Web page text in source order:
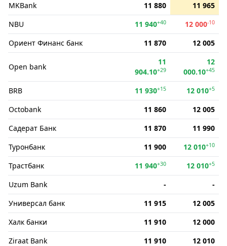
MKBank
11 880
11 965
NBU
11 940+40 12 000-10
Ориент Финанс банк 11 870 12 005
Open bank
11
904.10+29
12
000.10+45
BRB 11 930+15 12 010+5
Octobank 11 860
12 005
Садерат Банк
11 870
11 990
Туронбанк
11 900 12 010+10
Трастбанк 11 940+30 12 010+5
Uzum Bank -
-
Универсал банк
11 915
12 005
Халк банки
11 910
12 000
Ziraat Bank
11 910
12 010